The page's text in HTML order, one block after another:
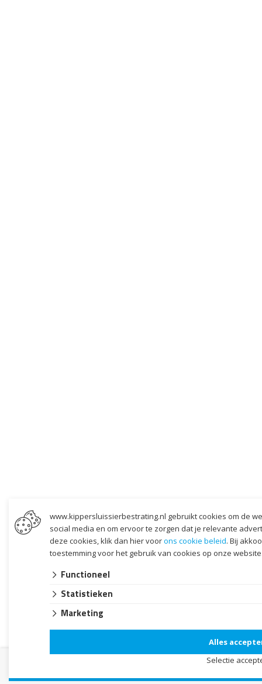
Bestellen
www.kippersluissierbestrating.nl gebruikt cookies om de
social media en om ervoor te zorgen dat je relevante
deze cookies, klik dan hier voorons cookie beleid. Bij
toestemming voor het gebruik van cookies op onze
Functioneel
Statistieken
Marketing
Selectie
Alles